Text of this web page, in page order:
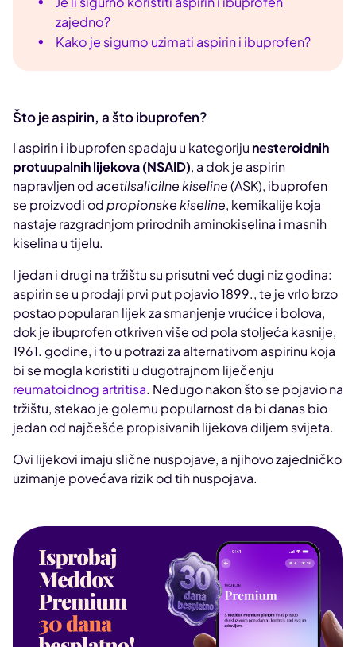
zajedno?
Kako je sigurno uzimati aspirin i ibuprofen?
Što je aspirin, a što ibuprofen?
I aspirin i ibuprofen spadaju u kategoriju nesteroidnih
protuupalnih lijekova (NSAID), a dok je aspirin
napravljen odacetilsalicilne kiseline(ASK), ibuprofen
se proizvodi odpropionske kiseline, kemikalije koja
nastaje razgradnjom prirodnih aminokiselina i masnih
kiselina u tijelu.
I jedan i drugi na tržištu su prisutni već dugi niz godina:
aspirin se u prodaji prvi put pojavio 1899., te je vrlo brzo
postao popularan lijek za smanjenje vrućice i bolova,
dok je ibuprofen otkriven više od pola stoljeća kasnije,
1961. godine, i to u potrazi za alternativom aspirinu koja
bi se mogla koristiti u dugotrajnom liječenju
reumatoidnog artritisa. Nedugo nakon što se pojavio na
tržištu, stekao je golemu popularnost da bi danas bio
jedan od najčešće propisivanih lijekova diljem svijeta.
Ovi lijekovi imaju slične nuspojave, a njihovo zajedničko
uzimanje povećava rizik od tih nuspojava.